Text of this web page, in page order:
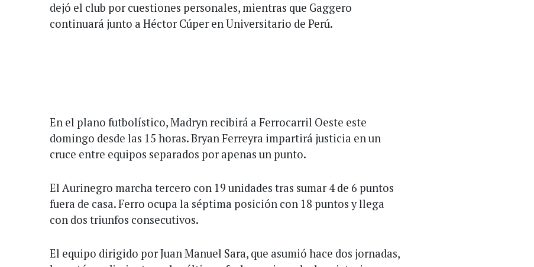
dejó el club por cuestiones personales, mientras que Gaggero
continuará junto a Héctor Cúper en Universitario de Perú.
En el plano futbolístico, Madryn recibirá a Ferrocarril Oeste este
domingo desde las 15 horas. Bryan Ferreyra impartirá justicia en un
cruce entre equipos separados por apenas un punto.
El Aurinegro marcha tercero con 19 unidades tras sumar 4 de 6 puntos
fuera de casa. Ferro ocupa la séptima posición con 18 puntos y llega
con dos triunfos consecutivos.
El equipo dirigido por Juan Manuel Sara, que asumió hace dos jornadas,